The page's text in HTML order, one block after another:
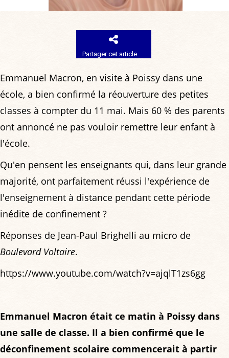
Partager cet article
Emmanuel Macron, en visite à Poissy dans une
école, a bien confirmé la réouverture des petites
classes à compter du 11 mai. Mais 60 % des parents
ont annoncé ne pas vouloir remettre leur enfant à
l'école.
Qu'en pensent les enseignants qui, dans leur grande
majorité, ont parfaitement réussi l'expérience de
l'enseignement à distance pendant cette période
inédite de confinement ?
Réponses de Jean-Paul Brighelli au micro de
Boulevard Voltaire.
https://www.youtube.com/watch?v=ajqlT1zs6gg
Emmanuel Macron était ce matin à Poissy dans
une salle de classe. Il a bien confirmé que le
déconfinement scolaire commencerait à partir